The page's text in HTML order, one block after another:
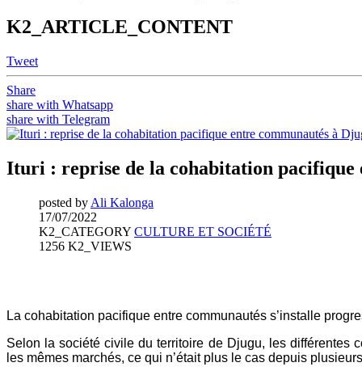
K2_ARTICLE_CONTENT
Tweet
Share
share with Whatsapp
share with Telegram
Ituri : reprise de la cohabitation pacifique
posted by Ali Kalonga
17/07/2022
K2_CATEGORY CULTURE ET SOCIÉTÉ
1256 K2_VIEWS
La cohabitation pacifique entre communautés s’installe
Selon la société civile du territoire de Djugu, les différentes
les mêmes marchés, ce qui n’était plus le cas depuis